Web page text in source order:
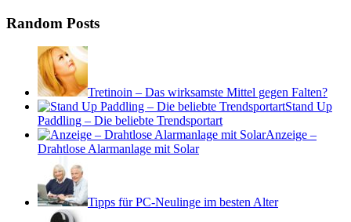
Random Posts
Tretinoin – Das wirksamste Mittel gegen Falten?
Stand Up
Paddling – Die beliebte Trendsportart
Anzeige –
Drahtlose Alarmanlage mit Solar
Tipps für PC-Neulinge im besten Alter